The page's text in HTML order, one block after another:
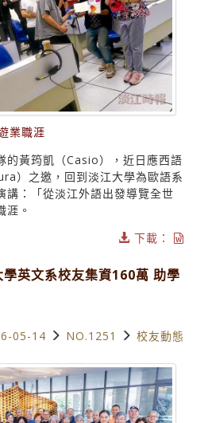
業職涯
的黃筠凱（Casio），近日應西語
）之邀，回到淡江大學為歐語系
講：「從淡江外語出發導覽全世
涯。
下載：
英文系校友集資160萬 助學
05-14 NO.1251 校友動態